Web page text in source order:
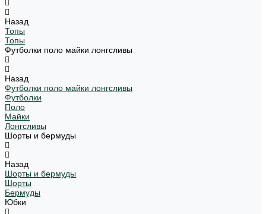
Назад
Топы
Топы
Футболки поло майки лонгсливы
Назад
Футболки поло майки лонгсливы
Футболки
Поло
Майки
Лонгсливы
Шорты и бермуды
Назад
Шорты и бермуды
Шорты
Бермуды
Юбки